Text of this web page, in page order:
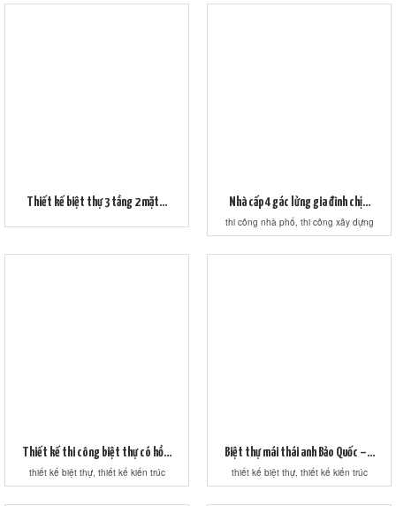
Thiết kế biệt thự 3 tầng 2 mặt... Nhà cấp 4 gác lửng gia đình chị...
thi công nhà phố, thi công xây dựng
Thiết kế thi công biệt thự có hồ...
thiết kế biệt thự, thiết kế kiến trúc
Biệt thự mái thái anh Bảo Quốc –...
thiết kế biệt thự, thiết kế kiến trúc